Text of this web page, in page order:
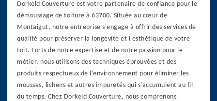
Dorkeld Couverture est votre partenaire de confiance pour le
démoussage de toiture à 63700. Située au cœur de
Montaigut, notre entreprise s'engage à offrir des services de
qualité pour préserver la longévité et l'esthétique de votre
toit. Forts de notre expertise et de notre passion pour le
métier, nous utilisons des techniques éprouvées et des
produits respectueux de l'environnement pour éliminer les
mousses, lichens et autres impuretés qui s'accumulent au fil
du temps. Chez Dorkeld Couverture, nous comprenons